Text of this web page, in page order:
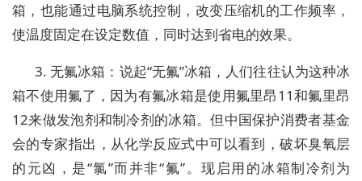
箱，也能通过电脑系统控制，改变压缩机的工作频率，
使温度固定在设定数值，同时达到省电的效果。
3. 无氟冰箱：说起“无氟”冰箱，人们往往认为这种冰
箱不使用氟了，因为有氟冰箱是使用氟里昂11和氟里昂
12来做发泡剂和制冷剂的冰箱。但中国保护消费者基金
会的专家指出，从化学反应式中可以看到，破坏臭氧层
的元凶，是“氯”而并非“氟”。现启用的冰箱制冷剂为